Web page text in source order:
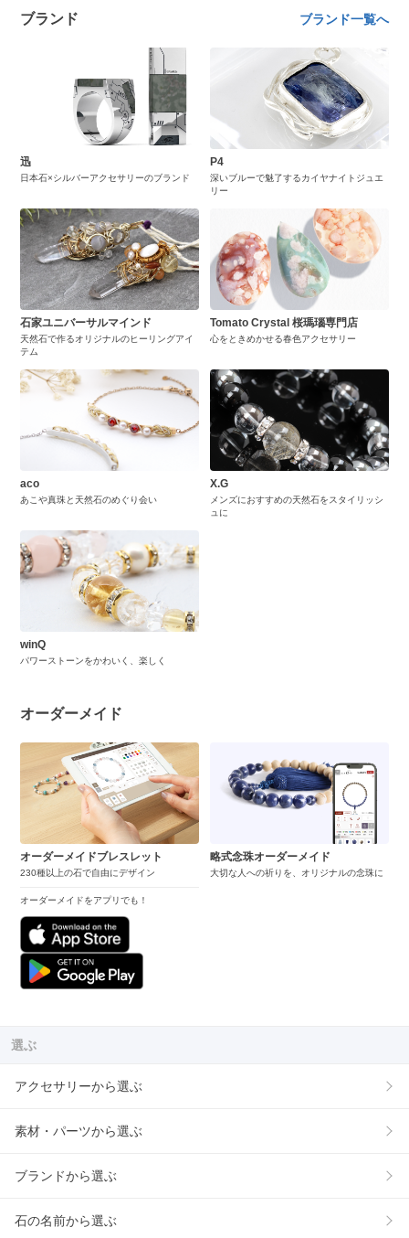
ブランド ブランド一覧へ
迅
日本石×シルバーアクセサリーのブランド
P4
深いブルーで魅了するカイヤナイトジュエ
リー
石家ユニバーサルマインド
天然石で作るオリジナルのヒーリングアイ
テム
Tomato Crystal 桜瑪瑙専門店
心をときめかせる春色アクセサリー
aco
あこや真珠と天然石のめぐり会い
X.G
メンズにおすすめの天然石をスタイリッシ
ュに
winQ
パワーストーンをかわいく、楽しく
オーダーメイド
オーダーメイドブレスレット
230種以上の石で自由にデザイン
オーダーメイドをアプリでも！
略式念珠オーダーメイド
大切な人への祈りを、オリジナルの念珠に
選ぶ
アクセサリーから選ぶ
素材・パーツから選ぶ
ブランドから選ぶ
石の名前から選ぶ